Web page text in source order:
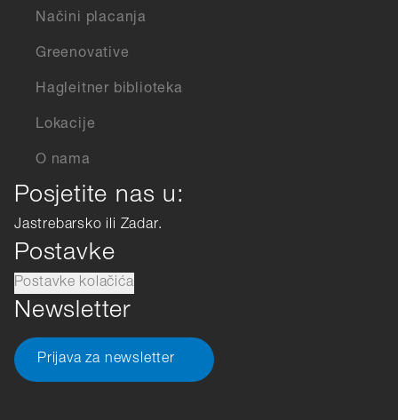
Načini placanja
Greenovative
Hagleitner biblioteka
Lokacije
O nama
Posjetite nas u:
Jastrebarsko ili Zadar.
Postavke
Postavke kolačića
Newsletter
Prijava za newsletter